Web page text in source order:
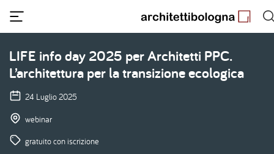
contenuto
principale
LIFE info day 2025 per Architetti PPC.
L’architettura per la transizione ecologica
24 Luglio 2025
webinar
gratuito con iscrizione